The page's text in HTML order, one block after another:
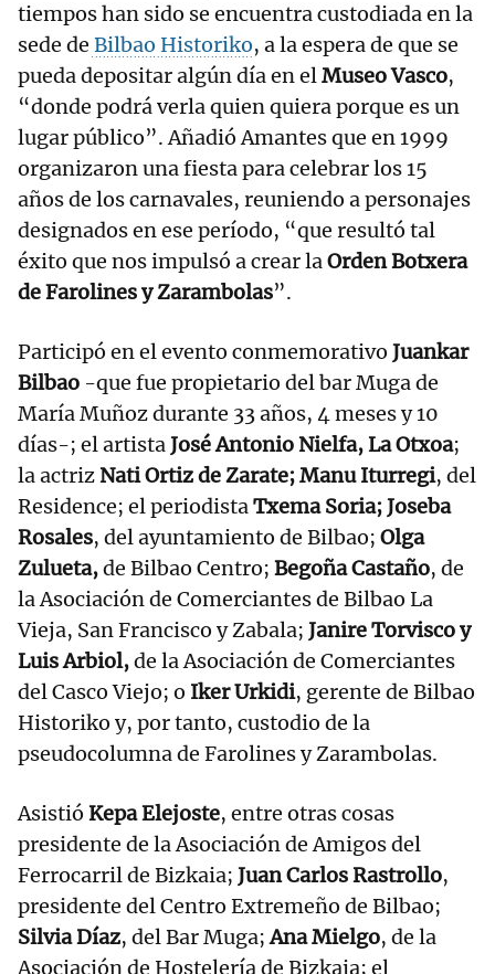
tiempos han sido se encuentra custodiada en la
sede de Bilbao Historiko, a la espera de que se
pueda depositar algún día en elMuseo Vasco,
“donde podrá verla quien quiera porque es un
lugar público”. Añadió Amantes que en 1999
organizaron una fiesta para celebrar los 15
años de los carnavales, reuniendo a personajes
designados en ese período, “que resultó tal
éxito que nos impulsó a crear laOrden Botxera
de Farolines y Zarambolas”.
Participó en el evento conmemorativo Juankar
Bilbao -que fue propietario del bar Muga de
María Muñoz durante 33 años, 4 meses y 10
días-; el artistaJosé Antonio Nielfa, La Otxoa;
la actriz Nati Ortiz de Zarate; Manu Iturregi, del
Residence; el periodistaTxema Soria; Joseba
Rosales, del ayuntamiento de Bilbao; Olga
Zulueta,de Bilbao Centro; Begoña Castaño, de
la Asociación de Comerciantes de Bilbao La
Vieja, San Francisco y Zabala; Janire Torvisco y
Luis Arbiol,de la Asociación de Comerciantes
del Casco Viejo; o Iker Urkidi, gerente de Bilbao
Historiko y, por tanto, custodio de la
pseudocolumna de Farolines y Zarambolas.
Asistió Kepa Elejoste, entre otras cosas
presidente de la Asociación de Amigos del
Ferrocarril de Bizkaia; Juan Carlos Rastrollo,
presidente del Centro Extremeño de Bilbao;
Silvia Díaz, del Bar Muga;Ana Mielgo, de la
Asociación de Hostelería de Bizkaia; el